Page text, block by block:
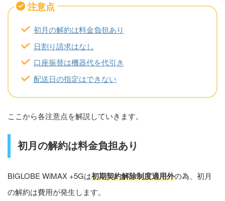
注意点
初月の解約は料金負担あり
日割り請求はなし
口座振替は機器代を代引き
配送日の指定はできない
ここから各注意点を解説していきます。
初月の解約は料金負担あり
BIGLOBE WiMAX +5Gは初期契約解除制度適用外の為、初月
の解約は費用が発生します。